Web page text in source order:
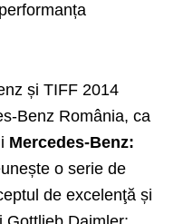
și TIFF 2014
Benz România, ca
Mercedes-Benz:
o serie de
de excelenţă și